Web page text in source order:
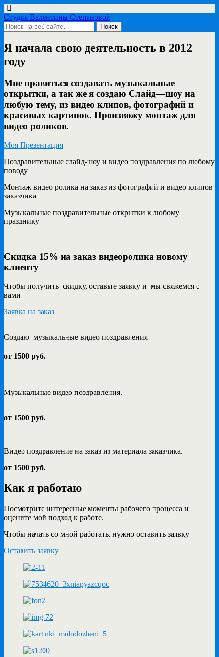
Студия Валентины Степановой
Я начала свою деятельность в 2012
году
Мне нравиться создавать музыкальные
открытки, а так же я создаю Слайд—шоу на
любую тему, из видео клипов, фотографий и
красивых картинок. Произвожу монтаж для
видео роликов.
Моя Презентация
Поздравительные слайд-шоу и видео поздравления по любому
поводу
Монтаж видео ролика на заказ из фотографий и видео клипов
заказчика
Музыкальные поздравительные открытки к любому
празднику
Скидка 15% на заказ видеоролика новому
клиенту
Чтобы получить скидку, оставьте заявку и мы свяжемся с
вами
Заявка на заказ
Создаю музыкальные видео поздравления
от 1500 руб.
Музыкальные видео поздравления.
от 1500 руб.
Видео поздравление на заказ из материала заказчика.
от 1500 руб.
Как я работаю
Посмотрите интересные моменты рабочего процесса и
оцените мой подход к работе.
Чтобы начать со мной работать, нужно оставить заявку
Оставить заявку